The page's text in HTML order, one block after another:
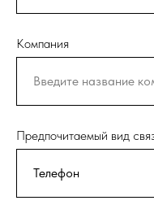
Компания
Предпочитаемый вид